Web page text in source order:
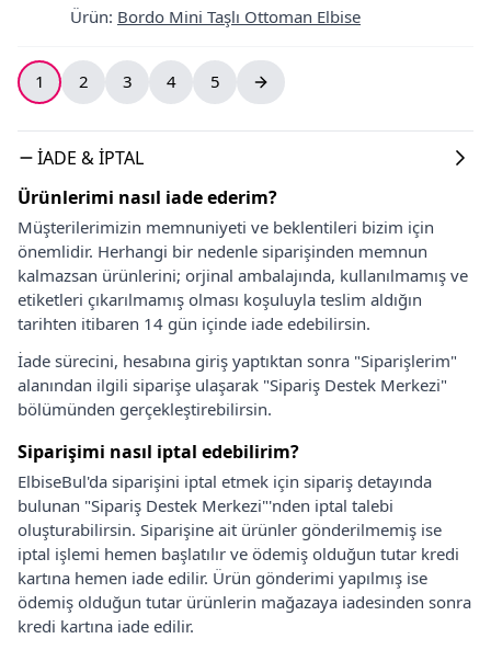
Ürün: Bordo Mini Taşlı Ottoman Elbise
1 2 3 4 5
İADE & İPTAL
Ürünlerimi nasıl iade ederim?
Müşterilerimizin memnuniyeti ve beklentileri bizim için
önemlidir. Herhangi bir nedenle siparişinden memnun
kalmazsan ürünlerini; orjinal ambalajında, kullanılmamış ve
etiketleri çıkarılmamış olması koşuluyla teslim aldığın
tarihten itibaren 14 gün içinde iade edebilirsin.
İade sürecini, hesabına giriş yaptıktan sonra "Siparişlerim"
alanından ilgili siparişe ulaşarak "Sipariş Destek Merkezi"
bölümünden gerçekleştirebilirsin.
Siparişimi nasıl iptal edebilirim?
ElbiseBul'da siparişini iptal etmek için sipariş detayında
bulunan "Sipariş Destek Merkezi"'nden iptal talebi
oluşturabilirsin. Siparişine ait ürünler gönderilmemiş ise
iptal işlemi hemen başlatılır ve ödemiş olduğun tutar kredi
kartına hemen iade edilir. Ürün gönderimi yapılmış ise
ödemiş olduğun tutar ürünlerin mağazaya iadesinden sonra
kredi kartına iade edilir.